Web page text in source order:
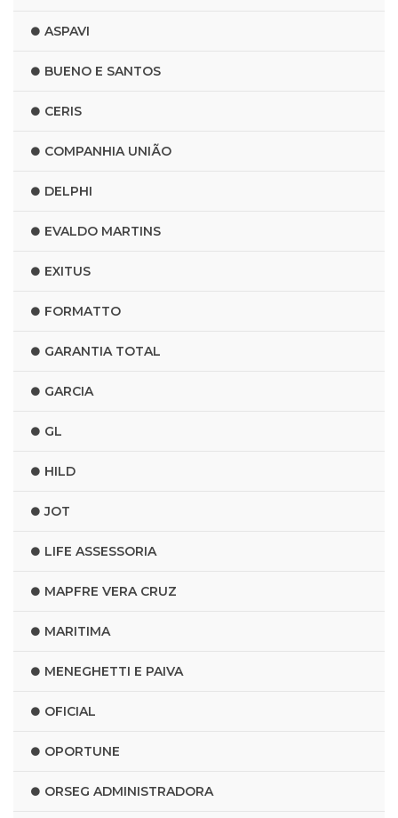
ASPAVI
BUENO E SANTOS
CERIS
COMPANHIA UNIÃO
DELPHI
EVALDO MARTINS
EXITUS
FORMATTO
GARANTIA TOTAL
GARCIA
GL
HILD
JOT
LIFE ASSESSORIA
MAPFRE VERA CRUZ
MARITIMA
MENEGHETTI E PAIVA
OFICIAL
OPORTUNE
ORSEG ADMINISTRADORA